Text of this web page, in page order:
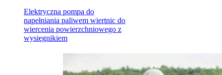
Elektryczna pompa do
napełniania paliwem wiertnic do
wiercenia powierzchniowego z
wysięgnikiem